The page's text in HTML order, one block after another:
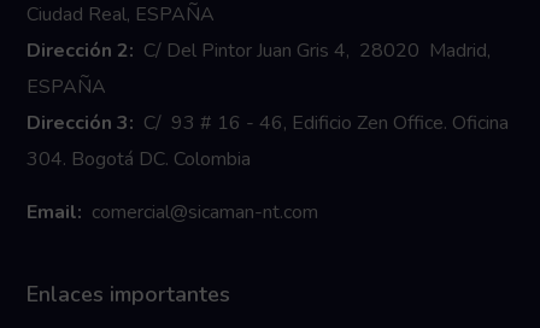
Ciudad Real, ESPAÑA
Dirección 2: C/ Del Pintor Juan Gris 4, 28020 Madrid,
ESPAÑA
Dirección 3: C/ 93 # 16 - 46, Edificio Zen Office. Oficina
304. Bogotá DC. Colombia
Email: comercial@sicaman-nt.com
Enlaces importantes